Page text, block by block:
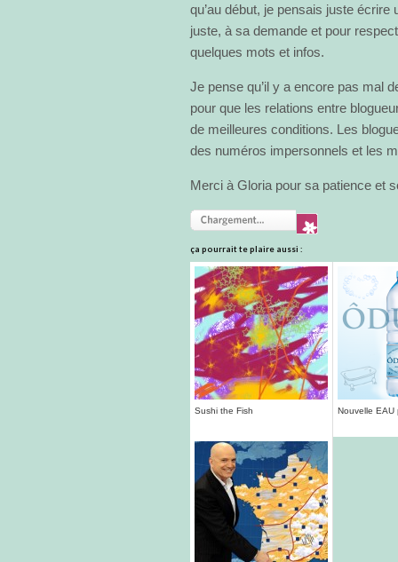
qu’au début, je pensais juste écrire
juste, à sa demande et pour
quelques mots et infos.
Je pense qu’il y a encore pas mal
pour que les relations entre
de meilleures conditions. Les
des numéros impersonnels et les
Merci à Gloria pour sa patience et
ça pourrait te plaire aussi :
Sushi the Fish Nouvelle